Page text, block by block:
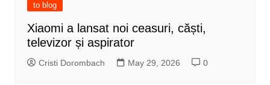
to blog
Xiaomi a lansat noi ceasuri, căști,
televizor și aspirator
Cristi Dorombach May 29, 2026 0